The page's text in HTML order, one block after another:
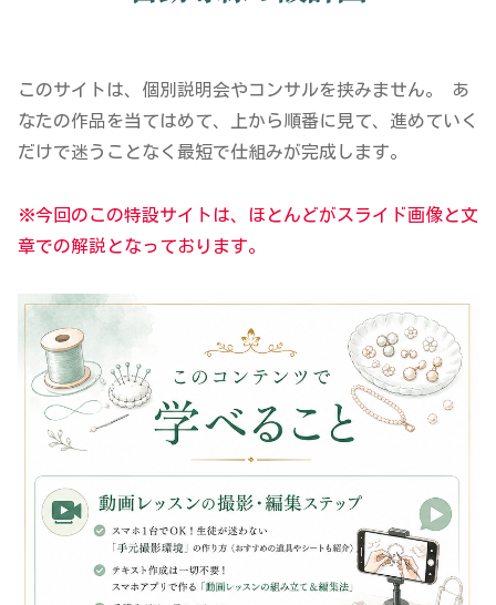
このサイトは、個別説明会やコンサルを挟みません。 あ
なたの作品を当てはめて、上から順番に見て、進めていく
だけで迷うことなく最短で仕組みが完成します。
※今回のこの特設サイトは、ほとんどがスライド画像と文
章での解説となっております。